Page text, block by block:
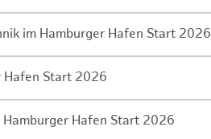
im Hamburger Hafen Start 2026
Hafen Start 2026
Hafen Start 2026